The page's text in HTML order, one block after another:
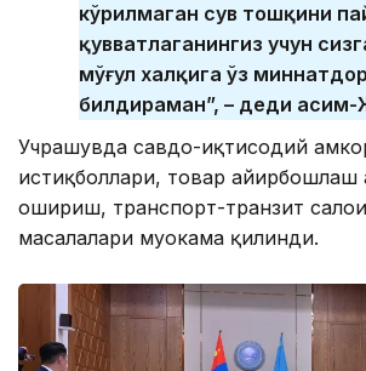
кўрилмаган сув тошқини
қувватлаганингиз учун
мўғул халқига ўз
билдираман”, – деди
Учрашувда савдо-иқтисодий
истиқболлари, товар айирбошлаш
ошириш, транспорт-транзит
масалалари муҳокама қилинди.